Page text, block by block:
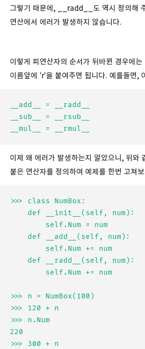
그렇기 때문에, __radd__도 역시 정의해
연산에서 에러가 발생하지 않습니다.
이렇게 피연산자의 순서가 뒤바뀐 경우에
이름앞에 'r'을 붙여주면 됩니다. 예를들면,
__add__ = __radd__
__sub__ = __rsub__
이제 왜 에러가 발생하는지 알았으니, 위와
붙은 연산자를 정의하여 예제를 한번 고쳐
>>> class NumBox:
>>> n = NumBox(100)
>>> 120 + n
>>> n.Num
220
>>> 300 + n